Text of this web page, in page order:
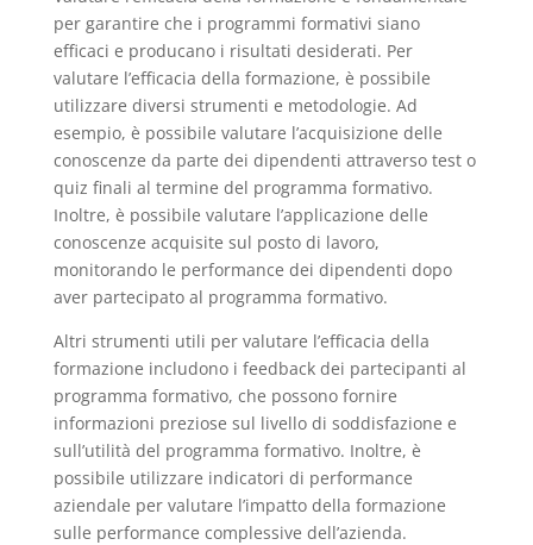
per garantire che i programmi formativi siano
efficaci e producano i risultati desiderati. Per
valutare l’efficacia della formazione, è possibile
utilizzare diversi strumenti e metodologie. Ad
esempio, è possibile valutare l’acquisizione delle
conoscenze da parte dei dipendenti attraverso test o
quiz finali al termine del programma formativo.
Inoltre, è possibile valutare l’applicazione delle
conoscenze acquisite sul posto di lavoro,
monitorando le performance dei dipendenti dopo
aver partecipato al programma formativo.
Altri strumenti utili per valutare l’efficacia della
formazione includono i feedback dei partecipanti al
programma formativo, che possono fornire
informazioni preziose sul livello di soddisfazione e
sull’utilità del programma formativo. Inoltre, è
possibile utilizzare indicatori di performance
aziendale per valutare l’impatto della formazione
sulle performance complessive dell’azienda.